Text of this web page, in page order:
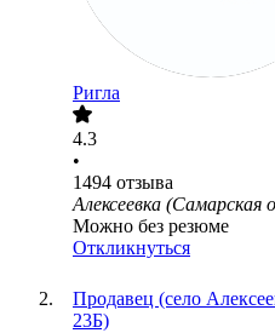
Ригла
4.3
•
1494 отзыва
Алексеевка (Самарская
Можно без резюме
Откликнуться
Продавец (село
23Б)